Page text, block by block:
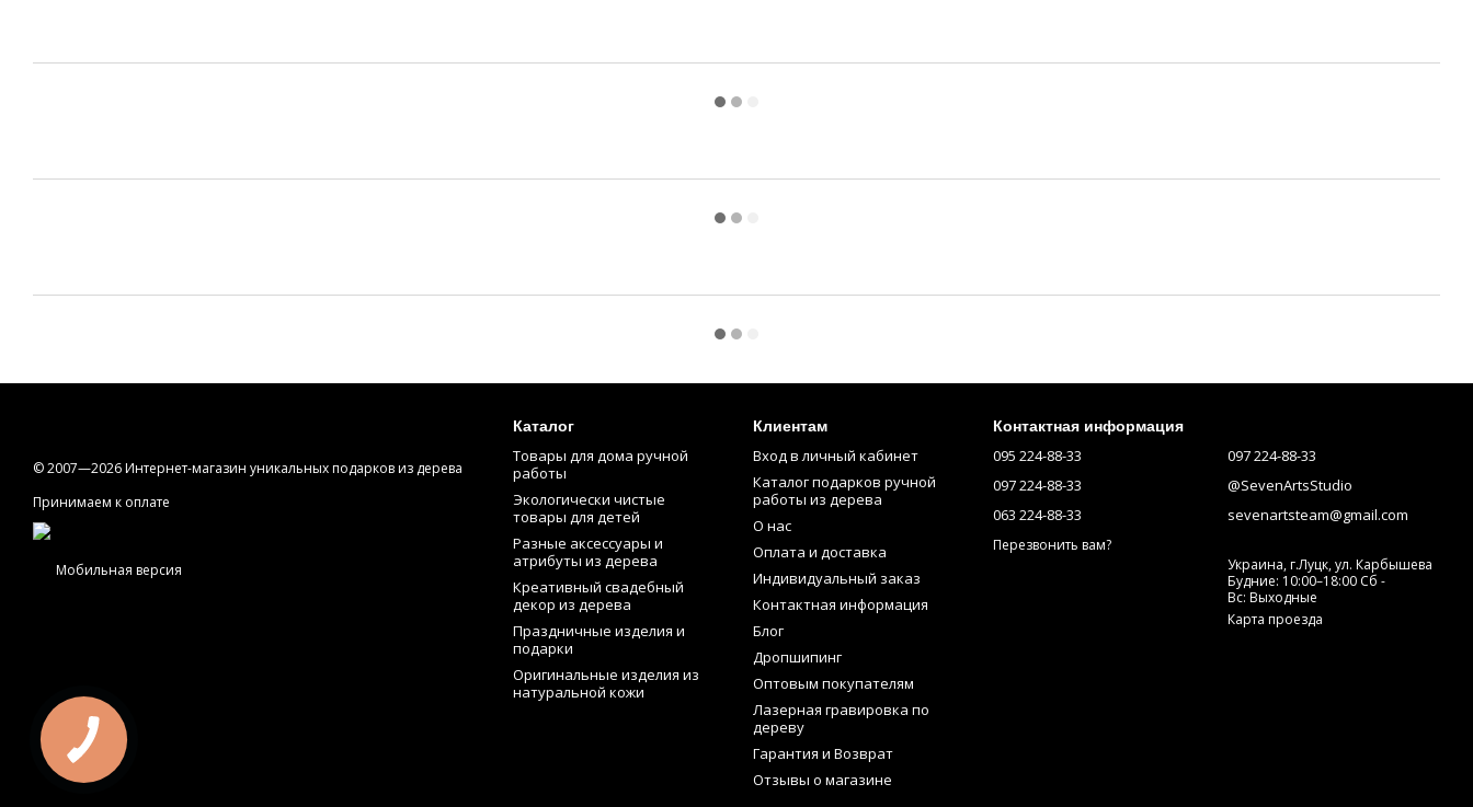
© 2007—2026 Интернет-магазин уникальных подарков из дерева
Принимаем к оплате
Мобильная версия
Каталог
Товары для дома ручной
работы
Экологически чистые
товары для детей
Разные аксессуары и
атрибуты из дерева
Креативный свадебный
декор из дерева
Праздничные изделия и
подарки
Оригинальные изделия из
натуральной кожи
Клиентам
Вход в личный кабинет
Каталог подарков ручной
работы из дерева
О нас
Оплата и доставка
Индивидуальный заказ
Контактная информация
Блог
Дропшипинг
Оптовым покупателям
Лазерная гравировка по
дереву
Гарантия и Возврат
Отзывы о магазине
Контактная информация
095 224-88-33
097 224-88-33
063 224-88-33
Перезвонить вам?
097 224-88-33
@SevenArtsStudio
sevenartsteam@gmail.com
Украина, г.Луцк, ул. Карбышева
Будние: 10:00–18:00 Сб -
Вс: Выходные
Карта проезда